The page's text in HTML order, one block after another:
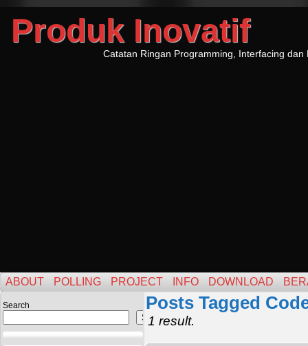
Produk Inovatif
Catatan Ringan Programming, Interfacing dan
ABOUT POLLING PROJECT INFO DOWNLOAD
Search
Search
Posts Tagged
1 result.